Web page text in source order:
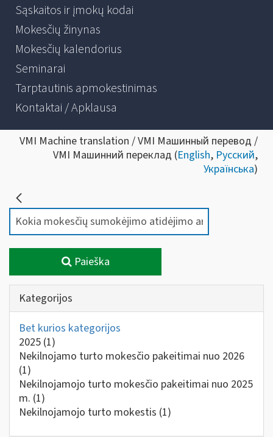
Sąskaitos ir įmokų kodai
Mokesčių žinynas
Mokesčių kalendorius
Seminarai
Tarptautinis apmokestinimas
Kontaktai / Apklausa
VMI Machine translation / VMI Машинный перевод /
VMI Машинний переклад (English, Русский,
Українська)
Paieška
Kategorijos
Bet kurios kategorijos
2025 (1)
Nekilnojamo turto mokesčio pakeitimai nuo 2026
(1)
Nekilnojamojo turto mokesčio pakeitimai nuo 2025
m. (1)
Nekilnojamojo turto mokestis (1)